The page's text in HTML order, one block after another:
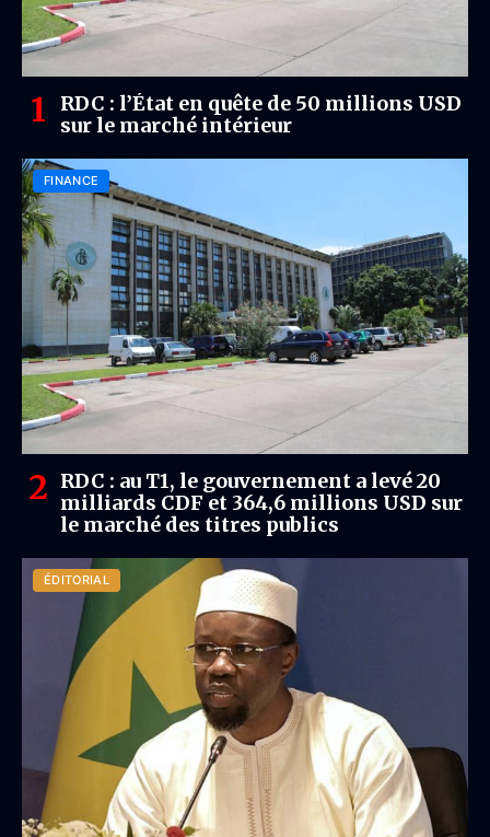
RDC : l’État en quête de 50 millions USD
sur le marché intérieur
FINANCE
RDC : au T1, le gouvernement a levé 20
milliards CDF et 364,6 millions USD sur
le marché des titres publics
ÉDITORIAL